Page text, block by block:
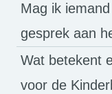
Mag ik
gesprek aan
Wat betekent
voor de